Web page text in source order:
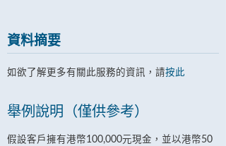
資料摘要
如欲了解更多有關此服務的資訊，請按此
舉例說明（僅供參考）
假設客戶擁有港幣100,000元現金，並以港幣50